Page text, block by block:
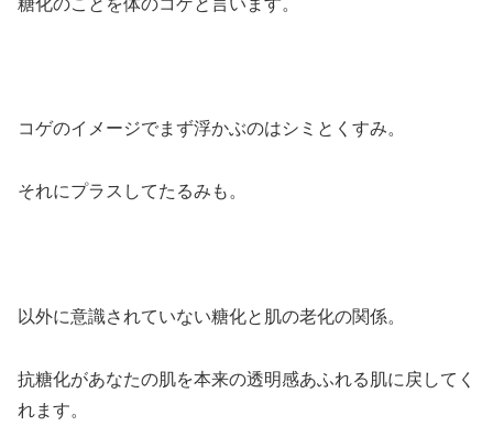
コゲのイメージでまず浮かぶのはシミとくすみ。
それにプラスしてたるみも。
以外に意識されていない糖化と肌の老化の関係。
抗糖化があなたの肌を本来の透明感あふれる肌に戻してく
れます。